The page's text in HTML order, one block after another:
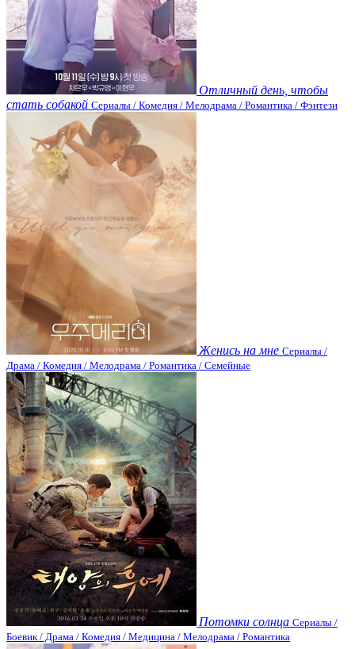
Отличный день, чтобы
стать собакой Сериалы / Комедия / Мелодрама / Романтика / Фэнтези
Женись на мне Сериалы /
Драма / Комедия / Мелодрама / Романтика / Семейные
Потомки солнца Сериалы /
Боевик / Драма / Комедия / Медицина / Мелодрама / Романтика